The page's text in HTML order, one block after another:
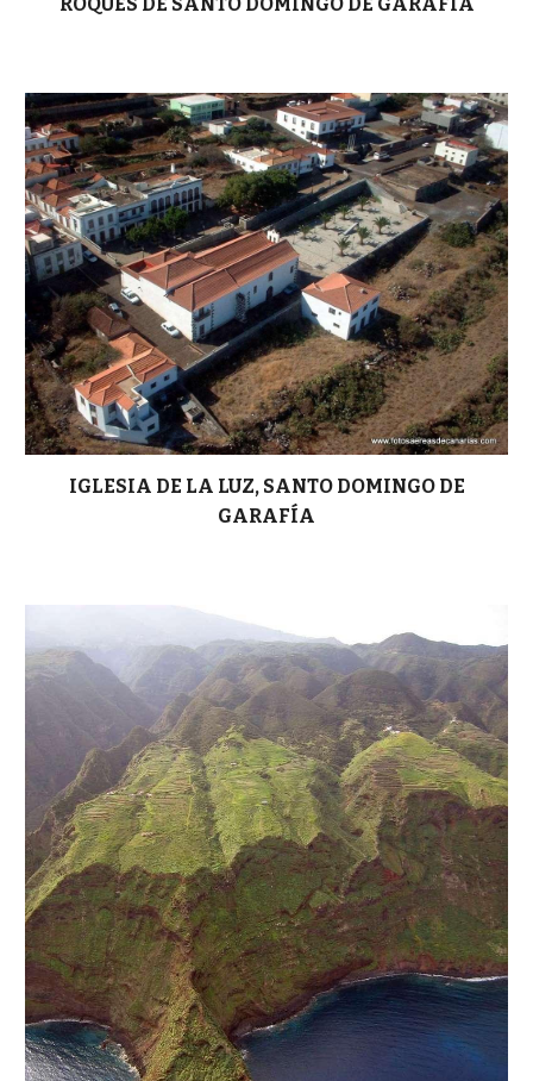
ROQUES DE SANTO DOMINGO DE GARAFÍA
IGLESIA DE LA LUZ, SANTO DOMINGO DE
GARAFÍA